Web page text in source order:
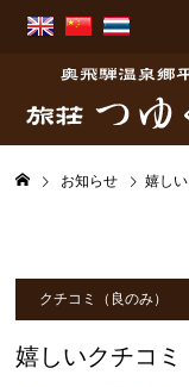
お知らせ 嬉し
クチコミ（良のみ）
嬉しいクチ